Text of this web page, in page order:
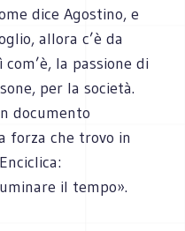
dice Agostino, e
allora c’è da
la passione di
per la società.
documento
forza che trovo in
il tempo».